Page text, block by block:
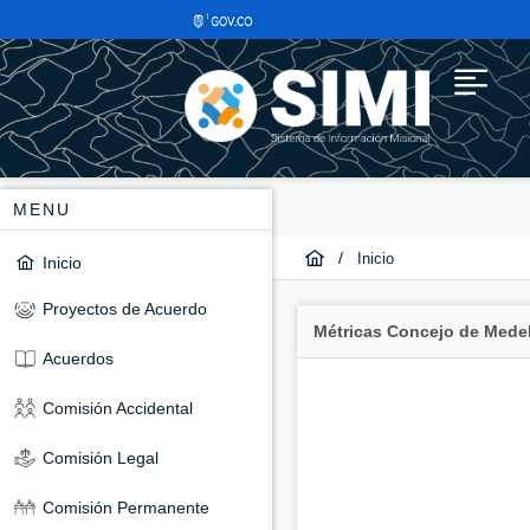
MENU
Inicio
Proyectos de Acuerdo
Acuerdos
Comisión Accidental
Comisión Legal
Comisión Permanente
/ Inicio
Métricas Concejo de